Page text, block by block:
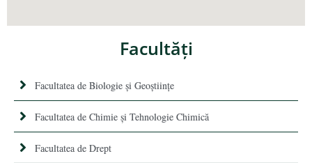
Facultăţi
Facultatea de Biologie și Geoștiințe
Facultatea de Chimie şi Tehnologie Chimică
Facultatea de Drept